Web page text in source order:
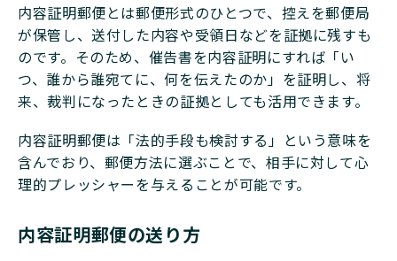
内容証明郵便とは郵便形式のひとつで、控えを郵便局
が保管し、送付した内容や受領日などを証拠に残すも
のです。そのため、催告書を内容証明にすれば「い
つ、誰から誰宛てに、何を伝えたのか」を証明し、将
来、裁判になったときの証拠としても活用できます。
内容証明郵便は「法的手段も検討する」という意味を
含んでおり、郵便方法に選ぶことで、相手に対して心
理的プレッシャーを与えることが可能です。
内容証明郵便の送り方